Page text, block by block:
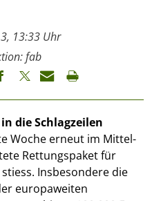
13:33 Uhr
fab
die Schlagzeilen
Woche erneut im Mittel-
Rettungspaket für
Insbesondere die
europaweiten